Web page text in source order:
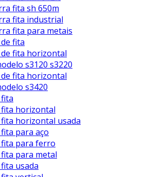
fita sh 650m
fita industrial
fita para metais
fita
fita horizontal
s3120 s3220
fita horizontal
s3420
horizontal
horizontal usada
para aço
para ferro
para metal
usada